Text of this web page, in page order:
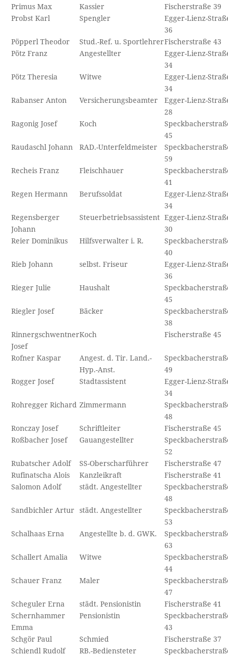
Primus Max Kassier
Fischerstraße 39
Probst Karl
Spengler
Egger-Lienz-
36
Pöpperl Theodor
Stud.-Ref. u. SportlehrerFischerstraße 43
Pötz Franz
Angestellter
Egger-Lienz-
34
Pötz Theresia
Witwe
Egger-Lienz-
34
Rabanser Anton
Versicherungsbeamter
Egger-Lienz-
28
Ragonig Josef
Koch
45
Raudaschl Johann
RAD.-Unterfeldmeister
59
Recheis Franz
Fleischhauer
41
Regen Hermann
Berufssoldat
Egger-Lienz-
34
Regensberger
Johann
Steuerbetriebsassistent Egger-Lienz-
30
Reier Dominikus
Hilfsverwalter i. R.
40
Rieb Johann
selbst. Friseur
Egger-Lienz-
36
Rieger Julie
Haushalt
45
Riegler Josef
Bäcker
38
Rinnergschwentner
Josef
Koch Fischerstraße 45
Rofner Kaspar
Angest. d. Tir. Land.-
Hyp.-Anst.
49
Rogger Josef
Stadtassistent
Egger-Lienz-
34
Rohregger Richard Zimmermann
48
Ronczay Josef
Schriftleiter
Fischerstraße 45
Roßbacher Josef
Gauangestellter
52
Rubatscher Adolf
SS-Oberscharführer
Fischerstraße 47
Rufinatscha Alois
Kanzleikraft
Fischerstraße 41
Salomon Adolf
städt. Angestellter
48
Sandbichler Artur
städt. Angestellter
53
Schalhaas Erna
Angestellte b. d. GWK.
63
Schallert Amalia
Witwe
44
Schauer Franz
Maler
47
Scheguler Erna
städt. Pensionistin
Fischerstraße 41
Schernhammer
Emma
Pensionistin
43
Schgör Paul
Schmied
Fischerstraße 37
Schiendl Rudolf
RB.-Bediensteter